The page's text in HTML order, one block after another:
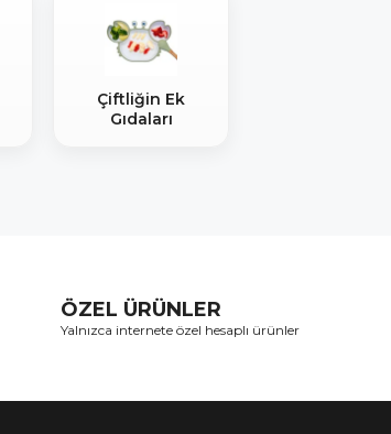
Çiftliğin Ek
Gıdaları
ÖZEL ÜRÜNLER
Yalnızca internete özel hesaplı ürünler